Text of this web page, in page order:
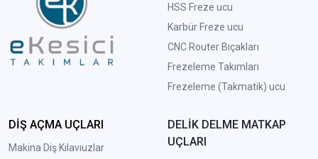
HSS Freze ucu
Karbür Freze ucu
CNC Router Bıçakları
Frezeleme Takımları
Frezeleme (Takmatik) ucu
DİŞ AÇMA UÇLARI
Makina Diş Kılavıuzlar
DELİK DELME MATKAP
UÇLARI